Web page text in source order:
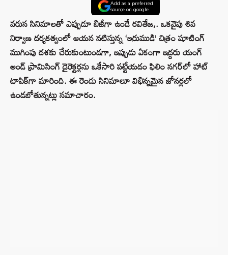
Add as a preferred
source on google
వరుస సినిమాలతో ఎప్పుడూ బిజీగా ఉండే రవితేజ,. ఒకవైపు శివ
నిర్వాణ దర్శకత్వంలో ఆయన నటిస్తున్న ‘ఇరుముడి’ చిత్రం షూటింగ్
ముగింపు దశకు చేరుకుంటుండగా, ఇప్పుడు ఏకంగా ఇద్దరు యంగ్
అండ్ ప్రామిసింగ్ డైరెక్టర్లను ఒకేసారి పట్టేయడం ఫిలిం నగర్‌లో హాట్
టాపిక్‌గా మారింది. ఈ రెండు సినిమాలూ విభిన్నమైన జోనర్లలో
ఉండబోతున్నట్లు సమాచారం.